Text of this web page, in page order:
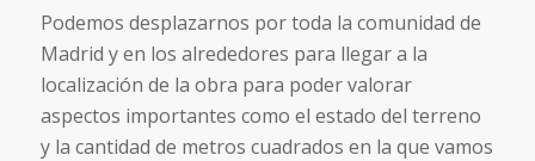
Podemos desplazarnos por toda la comunidad de
Madrid y en los alrededores para llegar a la
localización de la obra para poder valorar
aspectos importantes como el estado del terreno
y la cantidad de metros cuadrados en la que vamos